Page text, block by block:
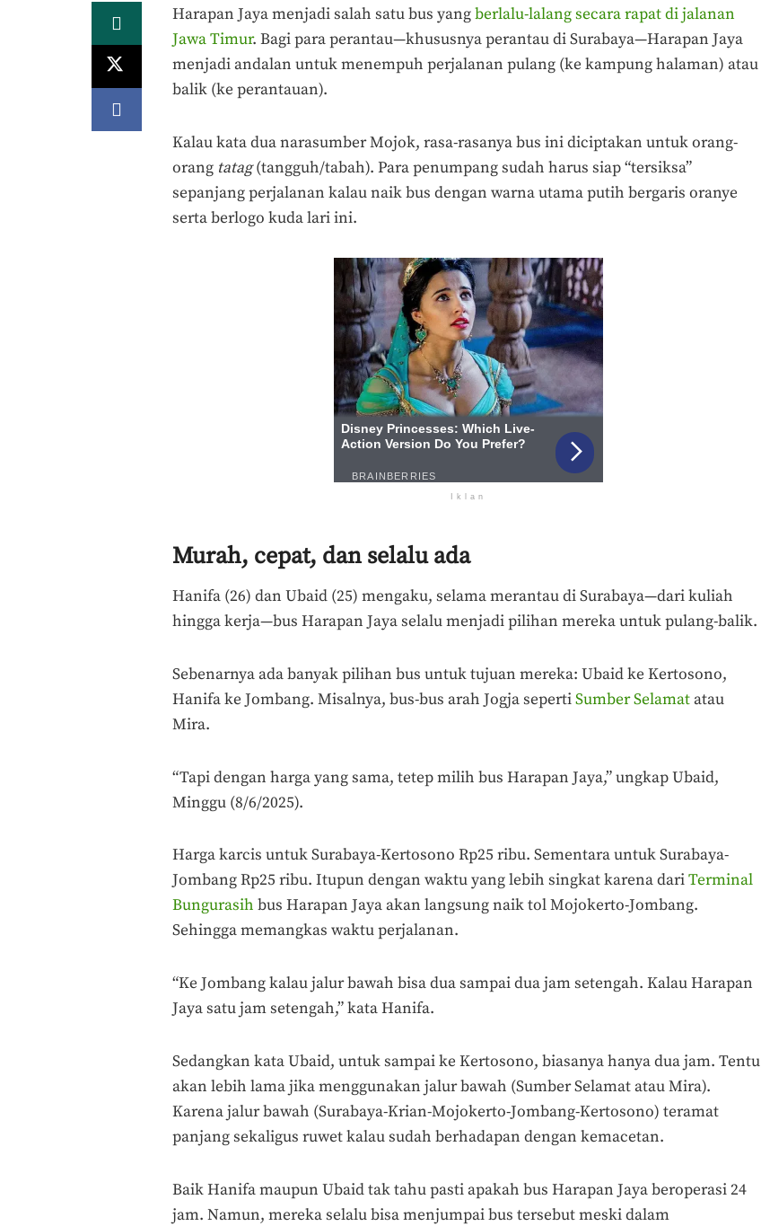
Harapan Jaya menjadi salah satu bus yangberlalu-lalang secara rapat di jalanan
Jawa Timur. Bagi para perantau—khususnya perantau di Surabaya—Harapan Jaya
menjadi andalan untuk menempuh perjalanan pulang (ke kampung halaman) atau
balik (ke perantauan).
Kalau kata dua narasumber Mojok, rasa-rasanya bus ini diciptakan untuk orang-
orang tatag(tangguh/tabah). Para penumpang sudah harus siap “tersiksa”
sepanjang perjalanan kalau naik bus dengan warna utama putih bergaris oranye
serta berlogo kuda lari ini.
Iklan
Murah, cepat, dan selalu ada
Hanifa (26) dan Ubaid (25) mengaku, selama merantau di Surabaya—dari kuliah
hingga kerja—bus Harapan Jaya selalu menjadi pilihan mereka untuk pulang-balik.
Sebenarnya ada banyak pilihan bus untuk tujuan mereka: Ubaid ke Kertosono,
Hanifa ke Jombang. Misalnya, bus-bus arah Jogja sepertiSumber Selamatatau
Mira.
“Tapi dengan harga yang sama, tetep milih bus Harapan Jaya,” ungkap Ubaid,
Minggu (8/6/2025).
Harga karcis untuk Surabaya-Kertosono Rp25 ribu. Sementara untuk Surabaya-
Jombang Rp25 ribu. Itupun dengan waktu yang lebih singkat karena dariTerminal
Bungurasih bus Harapan Jaya akan langsung naik tol Mojokerto-Jombang.
Sehingga memangkas waktu perjalanan.
“Ke Jombang kalau jalur bawah bisa dua sampai dua jam setengah. Kalau Harapan
Jaya satu jam setengah,” kata Hanifa.
Sedangkan kata Ubaid, untuk sampai ke Kertosono, biasanya hanya dua jam. Tentu
akan lebih lama jika menggunakan jalur bawah (Sumber Selamat atau Mira).
Karena jalur bawah (Surabaya-Krian-Mojokerto-Jombang-Kertosono) teramat
panjang sekaligus ruwet kalau sudah berhadapan dengan kemacetan.
Baik Hanifa maupun Ubaid tak tahu pasti apakah bus Harapan Jaya beroperasi 24
jam. Namun, mereka selalu bisa menjumpai bus tersebut meski dalam